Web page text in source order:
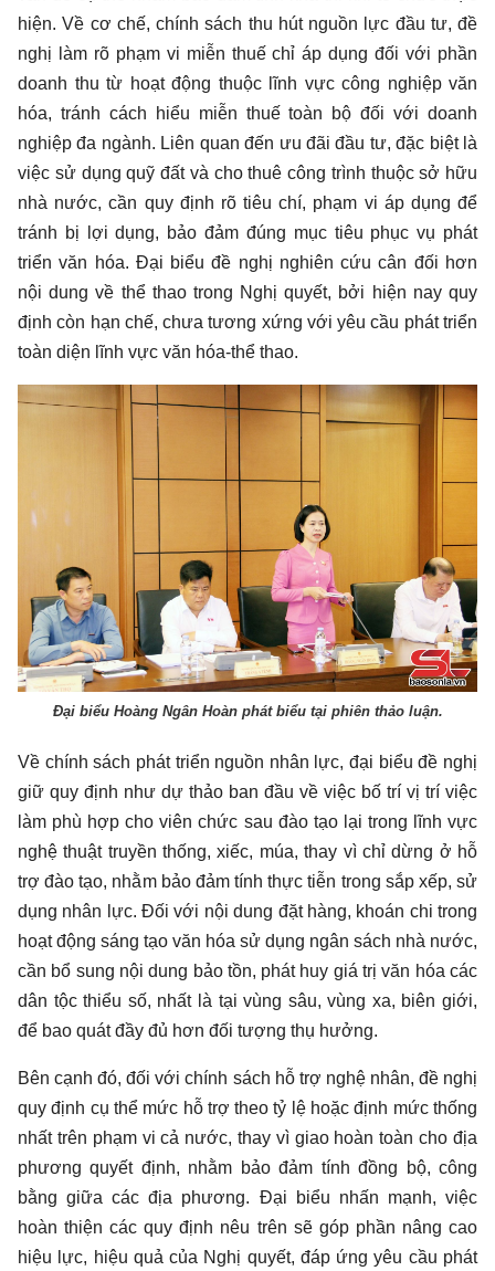
hiện. Về cơ chế, chính sách thu hút nguồn lực đầu tư, đề
nghị làm rõ phạm vi miễn thuế chỉ áp dụng đối với phần
doanh thu từ hoạt động thuộc lĩnh vực công nghiệp văn
hóa, tránh cách hiểu miễn thuế toàn bộ đối với doanh
nghiệp đa ngành. Liên quan đến ưu đãi đầu tư, đặc biệt là
việc sử dụng quỹ đất và cho thuê công trình thuộc sở hữu
nhà nước, cần quy định rõ tiêu chí, phạm vi áp dụng để
tránh bị lợi dụng, bảo đảm đúng mục tiêu phục vụ phát
triển văn hóa. Đại biểu đề nghị nghiên cứu cân đối hơn
nội dung về thể thao trong Nghị quyết, bởi hiện nay quy
định còn hạn chế, chưa tương xứng với yêu cầu phát triển
toàn diện lĩnh vực văn hóa-thể thao.
Đại biểu Hoàng Ngân Hoàn phát biểu tại phiên thảo luận.
Về chính sách phát triển nguồn nhân lực, đại biểu đề nghị
giữ quy định như dự thảo ban đầu về việc bố trí vị trí việc
làm phù hợp cho viên chức sau đào tạo lại trong lĩnh vực
nghệ thuật truyền thống, xiếc, múa, thay vì chỉ dừng ở hỗ
trợ đào tạo, nhằm bảo đảm tính thực tiễn trong sắp xếp, sử
dụng nhân lực. Đối với nội dung đặt hàng, khoán chi trong
hoạt động sáng tạo văn hóa sử dụng ngân sách nhà nước,
cần bổ sung nội dung bảo tồn, phát huy giá trị văn hóa các
dân tộc thiểu số, nhất là tại vùng sâu, vùng xa, biên giới,
để bao quát đầy đủ hơn đối tượng thụ hưởng.
Bên cạnh đó, đối với chính sách hỗ trợ nghệ nhân, đề nghị
quy định cụ thể mức hỗ trợ theo tỷ lệ hoặc định mức thống
nhất trên phạm vi cả nước, thay vì giao hoàn toàn cho địa
phương quyết định, nhằm bảo đảm tính đồng bộ, công
bằng giữa các địa phương. Đại biểu nhấn mạnh, việc
hoàn thiện các quy định nêu trên sẽ góp phần nâng cao
hiệu lực, hiệu quả của Nghị quyết, đáp ứng yêu cầu phát